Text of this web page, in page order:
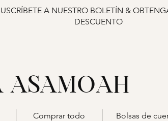
ASAMOAH
A NUESTRO BOLETÍN &
DESCUENTO
Comprar todo Bolsas de